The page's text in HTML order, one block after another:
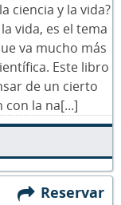
ciencia y la vida?
vida, es el tema
va mucho más
Este libro
de un cierto
la na[...]
Reservar